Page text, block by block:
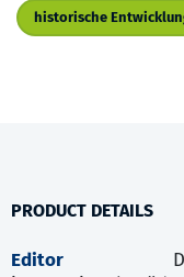
historische
PRODUCT DETAILS
Editor